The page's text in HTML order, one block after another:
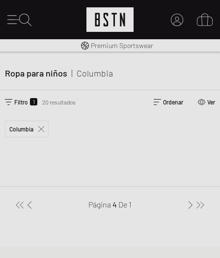
Envío gratuito a España desde € 100
Premium Sportswear
Ropa para niños | Columbia
Filtro 1 20 resultados Ordenar Ver
Columbia
Página 4 De 1